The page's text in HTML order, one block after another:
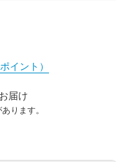
イント）
届け
ります。